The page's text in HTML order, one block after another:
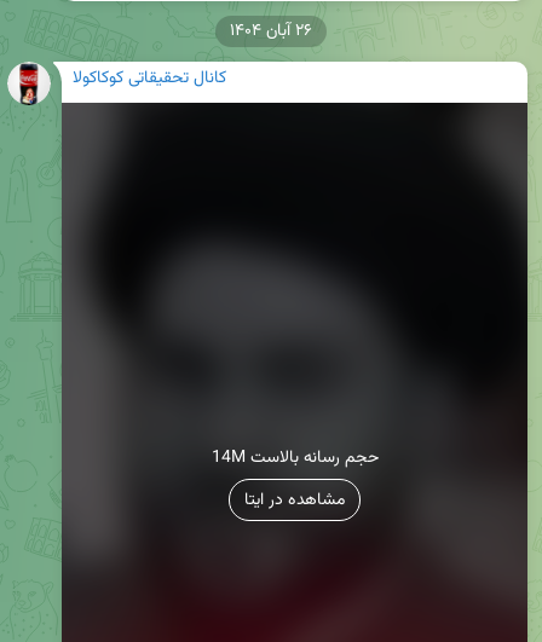
کانال تحقیقاتی کوکاکولا
14M حجم رسانه بالاست
مشاهده در ایتا
۲۶ آبان ۱۴۰۴